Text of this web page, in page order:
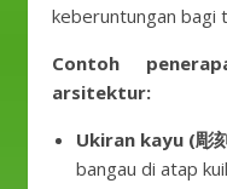
keberuntungan
Contoh
arsitektur:
Ukiran kayu (彫
bangau di atap